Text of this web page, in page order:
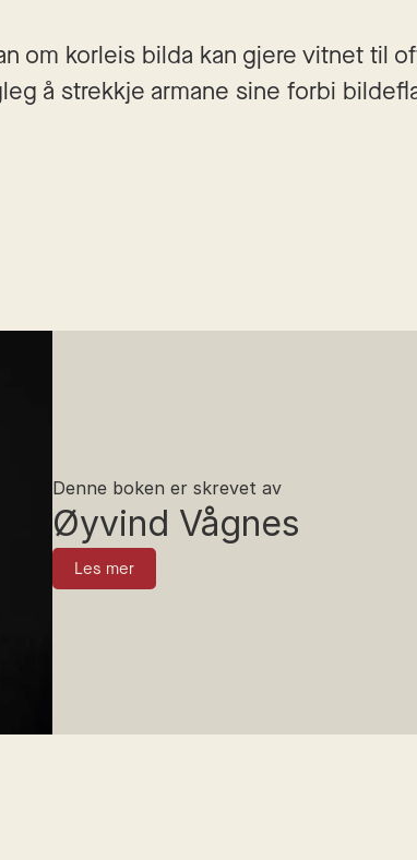
om korleis bilda kan gjere vitnet til
å strekkje armane sine forbi
Denne boken er skrevet av
Øyvind Vågnes
Les mer